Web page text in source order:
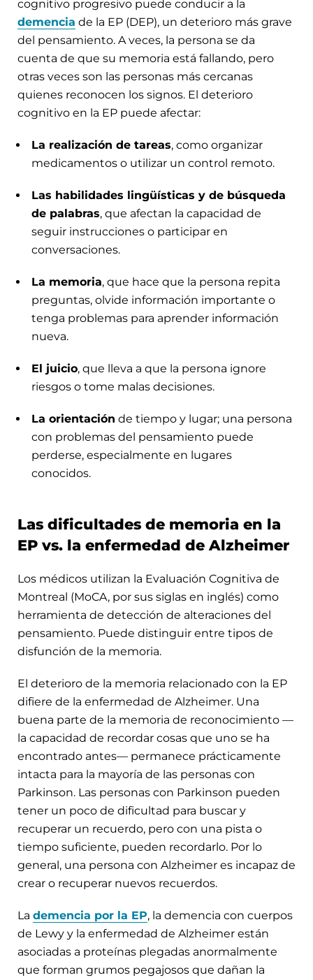
cognitivo progresivo puede conducir a la
demencia de la EP (DEP), un deterioro más grave
del pensamiento. A veces, la persona se da
cuenta de que su memoria está fallando, pero
otras veces son las personas más cercanas
quienes reconocen los signos. El deterioro
cognitivo en la EP puede afectar:
La realización de tareas, como organizar
medicamentos o utilizar un control remoto.
Las habilidades lingüísticas y de búsqueda
de palabras, que afectan la capacidad de
seguir instrucciones o participar en
conversaciones.
La memoria, que hace que la persona repita
preguntas, olvide información importante o
tenga problemas para aprender información
nueva.
El juicio, que lleva a que la persona ignore
riesgos o tome malas decisiones.
La orientación de tiempo y lugar; una persona
con problemas del pensamiento puede
perderse, especialmente en lugares
conocidos.
Las dificultades de memoria en la
EP vs. la enfermedad de Alzheimer
Los médicos utilizan la Evaluación Cognitiva de
Montreal (MoCA, por sus siglas en inglés) como
herramienta de detección de alteraciones del
pensamiento. Puede distinguir entre tipos de
disfunción de la memoria.
El deterioro de la memoria relacionado con la EP
difiere de la enfermedad de Alzheimer. Una
buena parte de la memoria de reconocimiento —
la capacidad de recordar cosas que uno se ha
encontrado antes— permanece prácticamente
intacta para la mayoría de las personas con
Parkinson. Las personas con Parkinson pueden
tener un poco de dificultad para buscar y
recuperar un recuerdo, pero con una pista o
tiempo suficiente, pueden recordarlo. Por lo
general, una persona con Alzheimer es incapaz de
crear o recuperar nuevos recuerdos.
La demencia por la EP, la demencia con cuerpos
de Lewy y la enfermedad de Alzheimer están
asociadas a proteínas plegadas anormalmente
que forman grumos pegajosos que dañan la